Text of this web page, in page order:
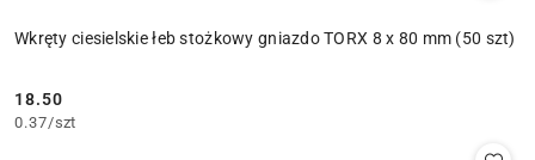
Wkręty ciesielskie łeb stożkowy gniazdo TORX 8 x 80 mm (50 szt)
Cena:
18.50
0.37/szt